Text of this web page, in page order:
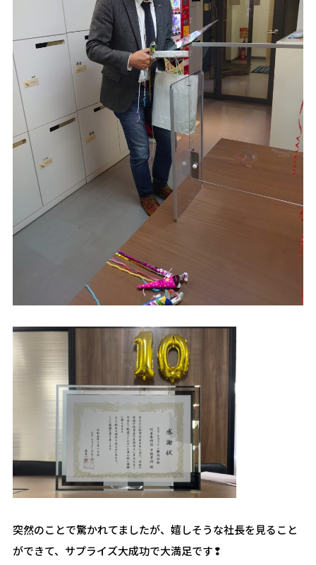
突然のことで驚かれてましたが、嬉しそうな社長を見ること
ができて、サプライズ大成功で大満足です❢